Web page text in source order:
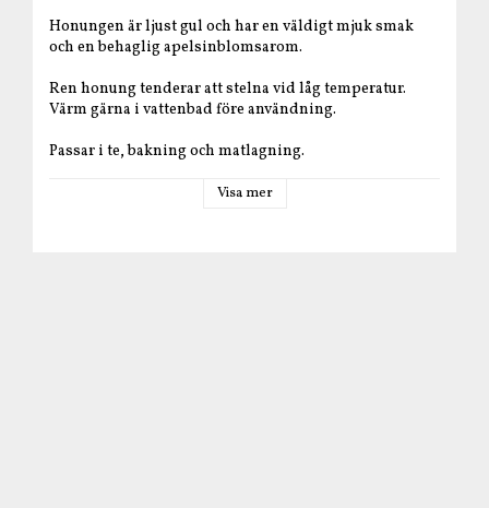
Honungen är ljust gul och har en väldigt mjuk smak
och en behaglig apelsinblomsarom.
Ren honung tenderar att stelna vid låg temperatur.
Värm gärna i vattenbad före användning.
Passar i te, bakning och matlagning.
Visa mer